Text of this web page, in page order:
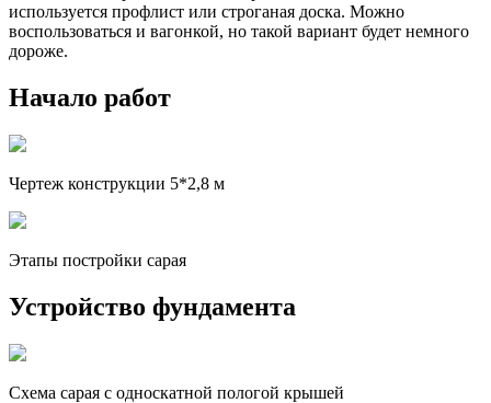
используется профлист или строганая доска. Можно
воспользоваться и вагонкой, но такой вариант будет немного
дороже.
Начало работ
Чертеж конструкции 5*2,8 м
Этапы постройки сарая
Устройство фундамента
Схема сарая с односкатной пологой крышей